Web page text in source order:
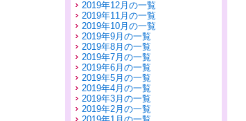
2019年12月の一覧
2019年11月の一覧
2019年10月の一覧
2019年9月の一覧
2019年8月の一覧
2019年7月の一覧
2019年6月の一覧
2019年5月の一覧
2019年4月の一覧
2019年3月の一覧
2019年2月の一覧